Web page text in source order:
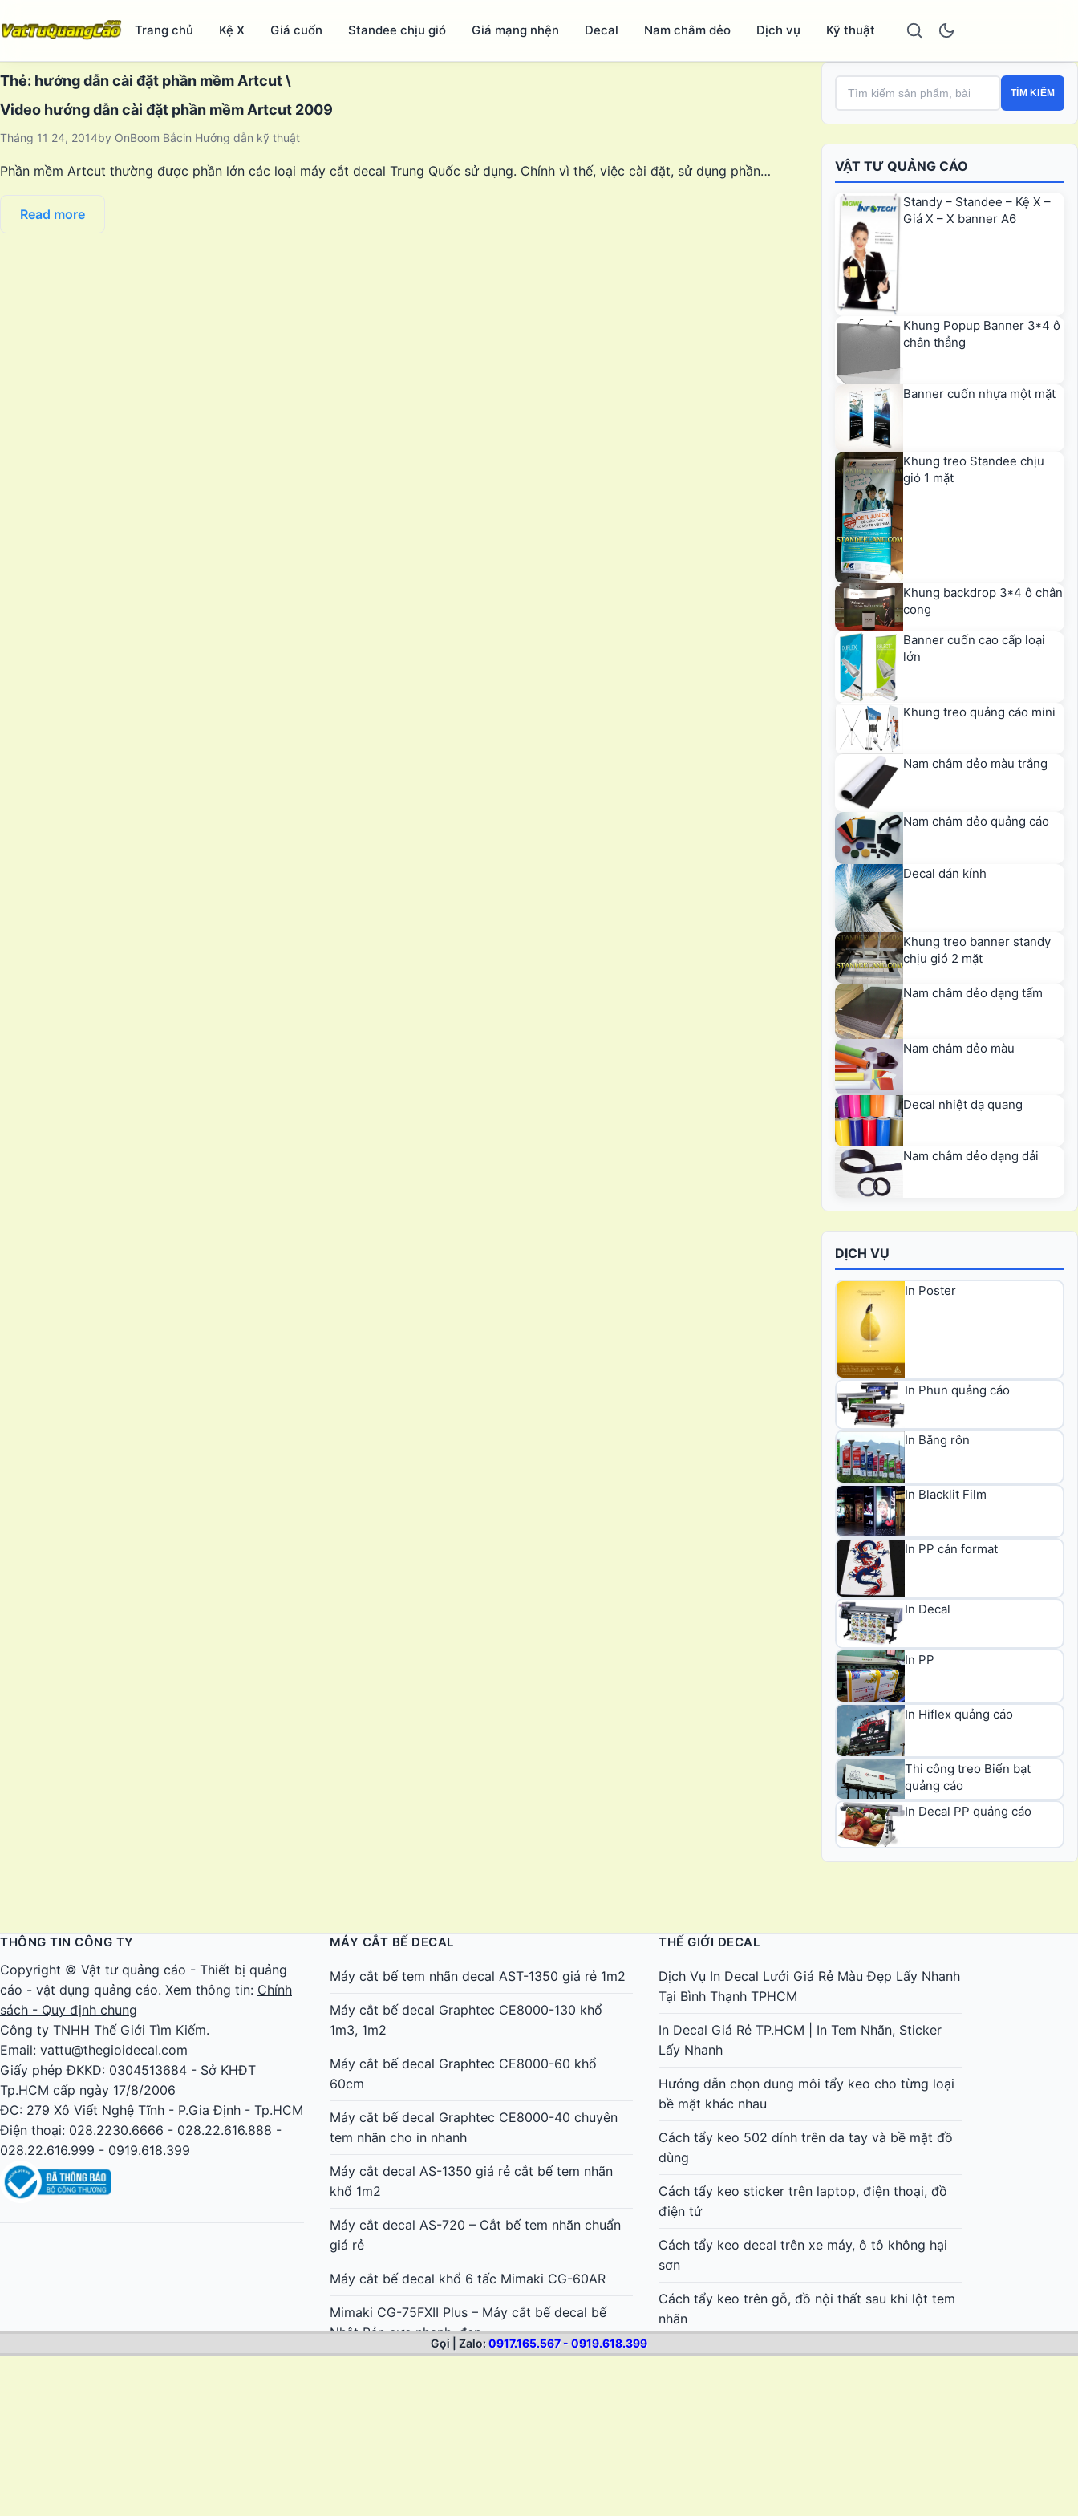
Trang chủ Kệ X Giá cuốn Standee chịu gió Giá mạng nhện Decal Nam châm dẻo Dịch vụ Kỹ thuật
Thẻ: hướng dẫn cài đặt phần mềm Artcut \
Video hướng dẫn cài đặt phần mềm Artcut 2009
Tháng 11 24, 2014by OnBoom Bắcin Hướng dẫn kỹ thuật
Phần mềm Artcut thường được phần lớn các loại máy cắt decal Trung Quốc sử dụng. Chính vì thế, việc cài đặt, sử dụng phần…
Read more
TÌM KIẾM
VẬT TƯ QUẢNG CÁO
Standy – Standee – Kệ X –
Giá X – X banner A6
Khung Popup Banner 3*4 ô
chân thẳng
Banner cuốn nhựa một mặt
Khung treo Standee chịu
gió 1 mặt
Khung backdrop 3*4 ô chân
cong
Banner cuốn cao cấp loại
lớn
Khung treo quảng cáo mini
Nam châm dẻo màu trắng
Nam châm dẻo quảng cáo
Decal dán kính
Khung treo banner standy
chịu gió 2 mặt
Nam châm dẻo dạng tấm
Nam châm dẻo màu
Decal nhiệt dạ quang
Nam châm dẻo dạng dải
DỊCH VỤ
In Poster
In Phun quảng cáo
In Băng rôn
In Blacklit Film
In PP cán format
In Decal
In PP
In Hiflex quảng cáo
Thi công treo Biển bạt
quảng cáo
In Decal PP quảng cáo
THÔNG TIN CÔNG TY
Copyright © Vật tư quảng cáo - Thiết bị quảng
cáo - vật dụng quảng cáo. Xem thông tin: Chính
sách - Quy định chung
Công ty TNHH Thế Giới Tìm Kiếm.
Email: vattu@thegioidecal.com
Giấy phép ĐKKD: 0304513684 - Sở KHĐT
Tp.HCM cấp ngày 17/8/2006
ĐC: 279 Xô Viết Nghệ Tĩnh - P.Gia Định - Tp.HCM
Điện thoại: 028.2230.6666 - 028.22.616.888 -
028.22.616.999 - 0919.618.399
Gọi | Zalo:0917.165.567 - 0919.618.399
MÁY CẮT BẾ DECAL
Máy cắt bế tem nhãn decal AST-1350 giá rẻ 1m2
Máy cắt bế decal Graphtec CE8000-130 khổ
1m3, 1m2
Máy cắt bế decal Graphtec CE8000-60 khổ
60cm
Máy cắt bế decal Graphtec CE8000-40 chuyên
tem nhãn cho in nhanh
Máy cắt decal AS-1350 giá rẻ cắt bế tem nhãn
khổ 1m2
Máy cắt decal AS-720 – Cắt bế tem nhãn chuẩn
giá rẻ
Máy cắt bế decal khổ 6 tấc Mimaki CG-60AR
Mimaki CG-75FXII Plus – Máy cắt bế decal bế
Nhật Bản cực nhanh, đẹp
THẾ GIỚI DECAL
Dịch Vụ In Decal Lưới Giá Rẻ Màu Đẹp Lấy Nhanh
Tại Bình Thạnh TPHCM
In Decal Giá Rẻ TP.HCM | In Tem Nhãn, Sticker
Lấy Nhanh
Hướng dẫn chọn dung môi tẩy keo cho từng loại
bề mặt khác nhau
Cách tẩy keo 502 dính trên da tay và bề mặt đồ
dùng
Cách tẩy keo sticker trên laptop, điện thoại, đồ
điện tử
Cách tẩy keo decal trên xe máy, ô tô không hại
sơn
Cách tẩy keo trên gỗ, đồ nội thất sau khi lột tem
nhãn
Cách tẩy keo trên vải, quần áo sau khi dính nhãn